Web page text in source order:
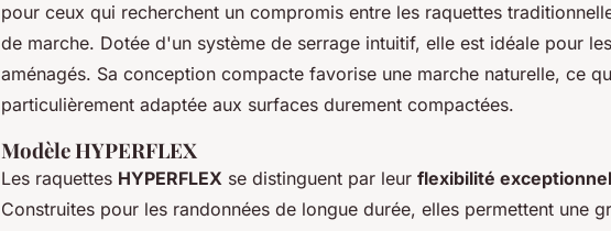
pour ceux qui recherchent un compromis entre les raquettes
de marche. Dotée d'un système de serrage intuitif, elle est idéale pour
aménagés. Sa conception compacte favorise une marche naturelle, ce
particulièrement adaptée aux surfaces durement compactées.
Modèle HYPERFLEX
Les raquettes HYPERFLEX se distinguent par leur flexibilité
Construites pour les randonnées de longue durée, elles permettent une